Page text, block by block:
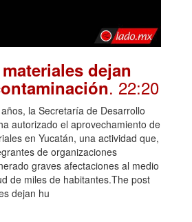
dejan
. 22:20
la Secretaría de Desarrollo
autorizado el aprovechamiento de
en Yucatán, una actividad que,
de organizaciones
graves afectaciones al medio
de miles de habitantes.The post
dejan hu